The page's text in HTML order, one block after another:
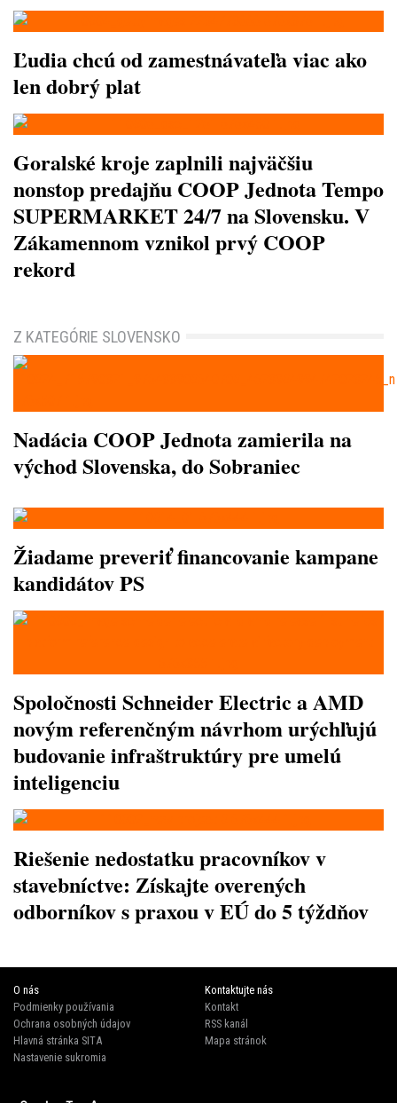
Ľudia chcú od zamestnávateľa viac ako
len dobrý plat
Goralské kroje zaplnili najväčšiu
nonstop predajňu COOP Jednota Tempo
SUPERMARKET 24/7 na Slovensku. V
Zákamennom vznikol prvý COOP
rekord
Z KATEGÓRIE SLOVENSKO
Nadácia COOP Jednota zamierila na
východ Slovenska, do Sobraniec
Žiadame preveriť financovanie kampane
kandidátov PS
Spoločnosti Schneider Electric a AMD
novým referenčným návrhom urýchľujú
budovanie infraštruktúry pre umelú
inteligenciu
Riešenie nedostatku pracovníkov v
stavebníctve: Získajte overených
odborníkov s praxou v EÚ do 5 týždňov
O nás
Podmienky používania
Ochrana osobných údajov
Hlavná stránka SITA
Nastavenie sukromia
Kontaktujte nás
Kontakt
RSS kanál
Mapa stránok